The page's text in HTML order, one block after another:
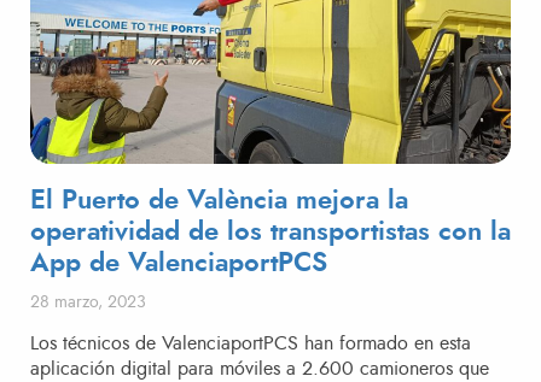
El Puerto de València mejora la
operatividad de los transportistas con la
App de ValenciaportPCS
Publicado el
28 marzo, 2023
Los técnicos de ValenciaportPCS han formado en esta
aplicación digital para móviles a 2.600 camioneros que